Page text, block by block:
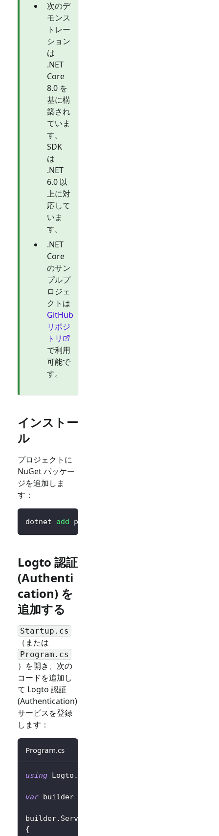
次のデ
モンス
トレー
ション
は
.NET
Core
8.0 を
基に構
築され
ていま
す。
SDK
は
.NET
6.0 以
上に対
応して
いま
す。
.NET
Core
のサン
プルプ
ロジェ
クトは
GitHub
リポジ
トリ
で利用
可能で
す。
インストー
ル
プロジェクトに
NuGet パッケー
ジを追加しま
す：
dotnet add package
Logto 認証
(Authenti
cation) を
追加する
Startup.cs
（または
Program.cs
）を開き、次の
コードを追加し
て Logto 認証
(Authentication)
サービスを登録
します：
Program.cs
using Logto .
var builder
builder. Services
{